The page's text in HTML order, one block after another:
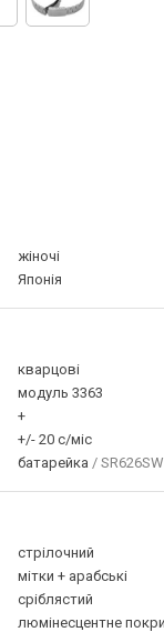
жіночі
Японія
кварцові
модуль 3363
+
+/- 20 с/міс
батарейка /
стрілочний
мітки + арабські
сріблястий
люмінесцентне